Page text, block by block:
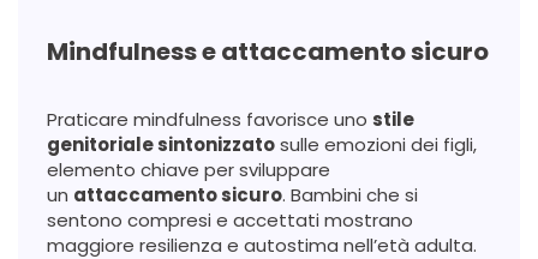
Mindfulness e attaccamento sicuro
Praticare mindfulness favorisce uno stile
genitoriale sintonizzatosulle emozioni dei figli,
elemento chiave per sviluppare
un attaccamento sicuro. Bambini che si
sentono compresi e accettati mostrano
maggiore resilienza e autostima nell’età adulta.